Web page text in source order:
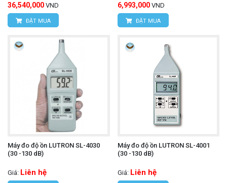
36,540,000 VND
ĐẶT MUA
6,993,000 VND
ĐẶT MUA
Máy đo độ ồn LUTRON SL-4030
(30 -130 dB)
Giá: Liên hệ
Máy đo độ ồn LUTRON SL-4001
(30 -130 dB)
Giá: Liên hệ